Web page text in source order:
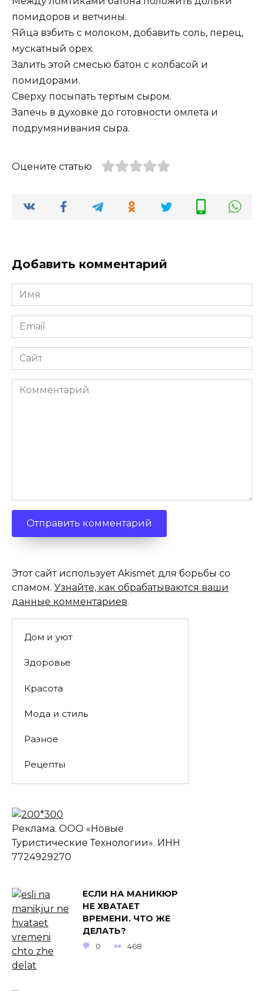
помидоров и ветчины.
Яйца взбить с молоком, добавить соль, перец,
мускатный орех.
Залить этой смесью батон с колбасой и
помидорами.
Сверху посыпать тертым сыром.
Запечь в духовке до готовности омлета и
подрумянивания сыра.
Оцените статью
Добавить комментарий
Имя
*
Email
*
Сайт
Комментарий
Этот сайт использует Akismet для борьбы со
спамом. Узнайте, как обрабатываются ваши
данные комментариев.
Дом и уют
Здоровье
Красота
Мода и стиль
Разное
Рецепты
Реклама. ООО «Новые
Туристические Технологии». ИНН
7724929270
ЕСЛИ НА МАНИКЮР
НЕ ХВАТАЕТ
ВРЕМЕНИ. ЧТО ЖЕ
ДЕЛАТЬ?
0 468